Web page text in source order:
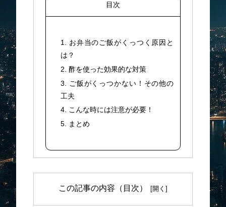
目次
1. お弁当のご飯がくっつく原因と
は？
2. 酢を使った効果的な対策
3. ご飯がくっつかない！その他の
工夫
4. こんな時には注意が必要！
5. まとめ
この記事の内容（目次）